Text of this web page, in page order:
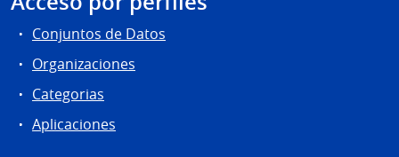
Conjuntos de Datos
Organizaciones
Categorias
Aplicaciones